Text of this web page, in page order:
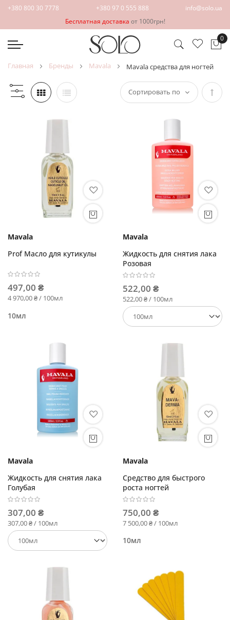
+380 800 30 7778 +380 97 0 555 888
info@solo.ua
Бесплатная доставка от 1000грн!
0
главная бренды mavala mavala средства для ногтей
Mavala
Prof Масло для кутикулы
497,00 ₴
4 970,00 ₴ / 100мл
10мл
Mavala
Жидкость для снятия лака
Розовая
522,00 ₴
522,00 ₴ / 100мл
Mavala
Жидкость для снятия лака
Голубая
307,00 ₴
307,00 ₴ / 100мл
Mavala
Средство для быстрого
роста ногтей
750,00 ₴
7 500,00 ₴ / 100мл
10мл